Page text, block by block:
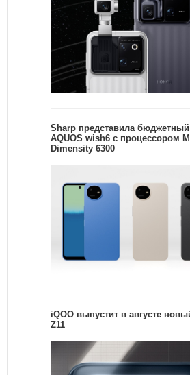
Sharp представила
AQUOS wish6 с процессором
Dimensity 6300
iQOO выпустит в августе
Z11